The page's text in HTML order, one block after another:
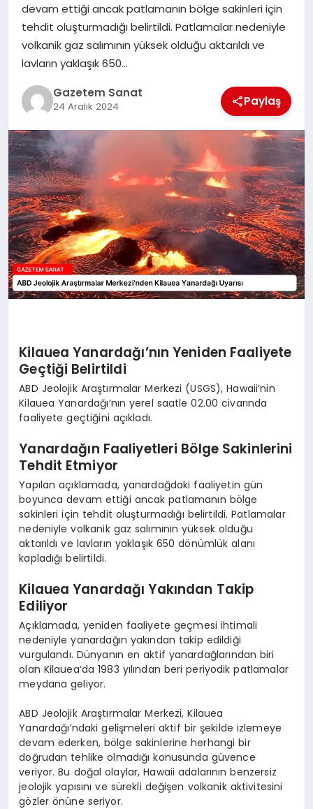
EĞITIM
devam ettiği ancak patlamanın bölge sakinleri için
tehdit oluşturmadığı belirtildi. Patlamalar nedeniyle
volkanik gaz salımının yüksek olduğu aktarıldı ve
lavların yaklaşık 650…
Gazetem Sanat
24 Aralık 2024 Paylaş
Kilauea Yanardağı’nın Yeniden Faaliyete
Geçtiği Belirtildi
ABD Jeolojik Araştırmalar Merkezi (USGS), Hawaii’nin
Kilauea Yanardağı’nın yerel saatle 02.00 civarında
faaliyete geçtiğini açıkladı.
Yanardağın Faaliyetleri Bölge Sakinlerini
Tehdit Etmiyor
Yapılan açıklamada, yanardağdaki faaliyetin gün
boyunca devam ettiği ancak patlamanın bölge
sakinleri için tehdit oluşturmadığı belirtildi. Patlamalar
nedeniyle volkanik gaz salımının yüksek olduğu
aktarıldı ve lavların yaklaşık 650 dönümlük alanı
kapladığı belirtildi.
Kilauea Yanardağı Yakından Takip
Ediliyor
Açıklamada, yeniden faaliyete geçmesi ihtimali
nedeniyle yanardağın yakından takip edildiği
vurgulandı. Dünyanın en aktif yanardağlarından biri
olan Kilauea’da 1983 yılından beri periyodik patlamalar
meydana geliyor.
ABD Jeolojik Araştırmalar Merkezi, Kilauea
Yanardağı’ndaki gelişmeleri aktif bir şekilde izlemeye
devam ederken, bölge sakinlerine herhangi bir
doğrudan tehlike olmadığı konusunda güvence
veriyor. Bu doğal olaylar, Hawaii adalarının benzersiz
jeolojik yapısını ve sürekli değişen volkanik aktivitesini
gözler önüne seriyor.